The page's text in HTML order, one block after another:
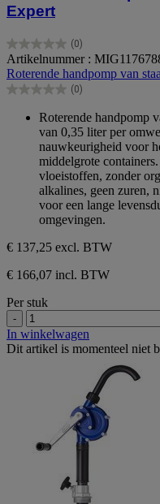
Expert
(0)
0.0
van
de
5
Artikelnummer :
Roterende handpomp van
(0)
0.0
sterren.
Roterende handpomp
van 0,35 liter per
nauwkeurigheid voor
middelgrote
vloeistoffen, zonder
alkalines, geen zuren,
voor een lange
omgevingen.
€ 137,25 excl. BTW
€ 166,07 incl. BTW
Per stuk
-
In winkelwagen
Dit artikel is momenteel niet